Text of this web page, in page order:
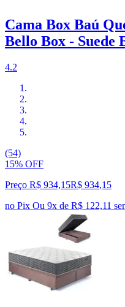
Cama Box Baú
Bello Box - Suede
4.2
(54)
15% OFF
Preço R$ 934,15R$ 934,15
no Pix Ou 9x de R$ 122,11